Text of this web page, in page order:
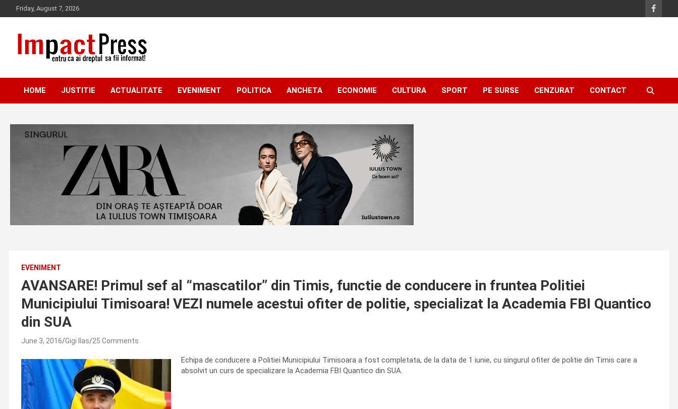
to
Friday, August 7, 2026
IMPACTPRESS
HOME JUSTITIE ACTUALITATE EVENIMENT POLITICA ANCHETA ECONOMIE CULTURA SPORT PE SURSE CENZURAT CONTACT
EVENIMENT
AVANSARE! Primul sef al “mascatilor” din Timis, functie de conducere in fruntea Politiei
Municipiului Timisoara! VEZI numele acestui ofiter de politie, specializat la Academia FBI Quantico
din SUA
June 3, 2016 Gigi Ilas 25 Comments
Echipa de conducere a Politiei Municipiului Timisoara a fost completata, de la data de 1 iunie, cu singurul ofiter de politie din Timis care a
absolvit un curs de specializare la Academia FBI Quantico din SUA.